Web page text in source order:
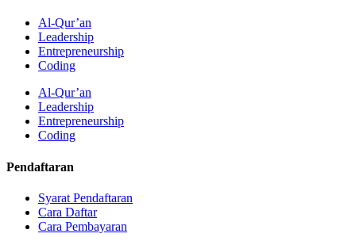
Al-Qur’an
Leadership
Entrepreneurship
Coding
Al-Qur’an
Leadership
Entrepreneurship
Coding
Pendaftaran
Syarat Pendaftaran
Cara Daftar
Cara Pembayaran